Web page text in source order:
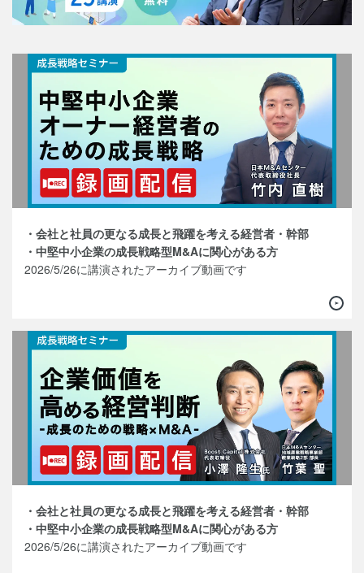
・会社と社員の更なる成長と飛躍を考える経営者・幹部
・中堅中小企業の成長戦略型M&Aに関心がある方
2026/5/26に講演されたアーカイブ動画です
・会社と社員の更なる成長と飛躍を考える経営者・幹部
・中堅中小企業の成長戦略型M&Aに関心がある方
2026/5/26に講演されたアーカイブ動画です